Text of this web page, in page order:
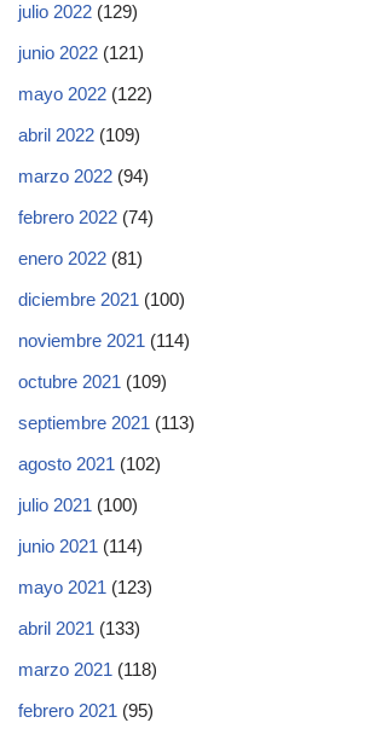
julio 2022 (129)
junio 2022 (121)
mayo 2022 (122)
abril 2022 (109)
marzo 2022 (94)
febrero 2022 (74)
enero 2022 (81)
diciembre 2021 (100)
noviembre 2021 (114)
octubre 2021 (109)
septiembre 2021 (113)
agosto 2021 (102)
julio 2021 (100)
junio 2021 (114)
mayo 2021 (123)
abril 2021 (133)
marzo 2021 (118)
febrero 2021 (95)